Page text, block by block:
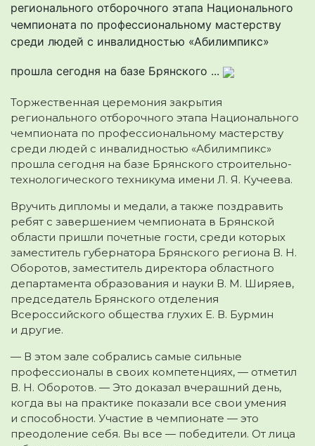
регионального отборочного этапа Национального
чемпионата по профессио­нальному мастерству
среди людей с инвалидностью «Абилимпикс»
прошла сегодня на базе Брянского ...
Торжественная церемония закрытия
регионального отборочного этапа Национального
чемпионата по профессио­нальному мастерству
среди людей с инвалидностью «Абилимпикс»
прошла сегодня на базе Брянского строительно-
технологического техникума имени Л. Я. Кучеева.
Вручить дипломы и медали, а также поздравить
ребят с завершением чемпионата в Брянской
области пришли почетные гости, среди которых
заместитель губернатора Брянского региона В. Н.
Оборотов, заместитель директора областного
департамента образования и науки В. М. Ширяев,
председатель Брянского отделения
Всероссийского общества глухих Е. В. Бурмин
и другие.
— В этом зале собрались самые сильные
профессионалы в своих компетенциях, — отметил
В. Н. Оборотов. — Это доказал вчерашний день,
когда вы на практике показали все свои умения
и способности. Участие в чемпионате — это
преодоление себя. Вы все — победители. От лица